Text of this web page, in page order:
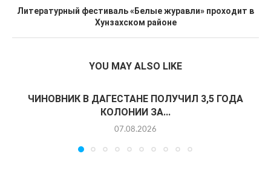
Литературный фестиваль «Белые журавли» проходит в
Хунзахском районе
YOU MAY ALSO LIKE
ЧИНОВНИК В ДАГЕСТАНЕ ПОЛУЧИЛ 3,5 ГОДА
КОЛОНИИ ЗА...
07.08.2026